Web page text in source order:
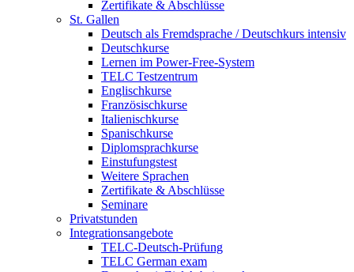
Zertifikate & Abschlüsse
St. Gallen
Deutsch als Fremdsprache / Deutschkurs intensiv
Deutschkurse
Lernen im Power-Free-System
TELC Testzentrum
Englischkurse
Französischkurse
Italienischkurse
Spanischkurse
Diplomsprachkurse
Einstufungstest
Weitere Sprachen
Zertifikate & Abschlüsse
Seminare
Privatstunden
Integrationsangebote
TELC-Deutsch-Prüfung
TELC German exam